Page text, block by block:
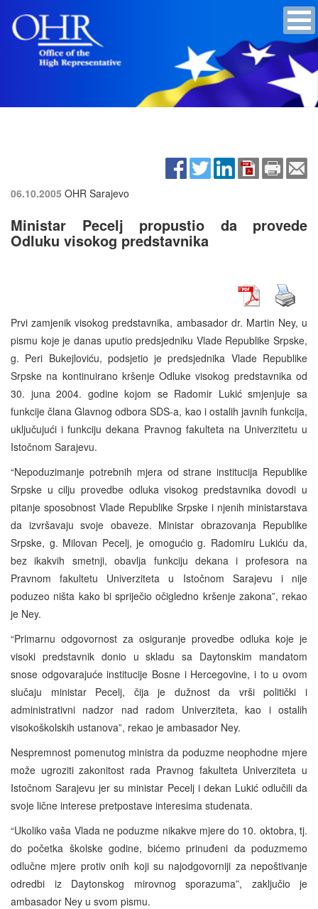
06.10.2005 OHR Sarajevo
Ministar Pecelj propustio da provede
Odluku visokog predstavnika
Prvi zamjenik visokog predstavnika, ambasador dr. Martin Ney, u
pismu koje je danas uputio predsjedniku Vlade Republike Srpske,
g. Peri Bukejloviću, podsjetio je predsjednika Vlade Republike
Srpske na kontinuirano kršenje Odluke visokog predstavnika od
30. juna 2004. godine kojom se Radomir Lukić smjenjuje sa
funkcije člana Glavnog odbora SDS-a, kao i ostalih javnih funkcija,
uključujući i funkciju dekana Pravnog fakulteta na Univerzitetu u
Istočnom Sarajevu.
“Nepoduzimanje potrebnih mjera od strane institucija Republike
Srpske u cilju provedbe odluka visokog predstavnika dovodi u
pitanje sposobnost Vlade Republike Srpske i njenih ministarstava
da izvršavaju svoje obaveze. Ministar obrazovanja Republike
Srpske, g. Milovan Pecelj, je omogućio g. Radomiru Lukiću da,
bez ikakvih smetnji, obavlja funkciju dekana i profesora na
Pravnom fakultetu Univerziteta u Istočnom Sarajevu i nije
poduzeo ništa kako bi spriječio očigledno kršenje zakona”, rekao
je Ney.
“Primarnu odgovornost za osiguranje provedbe odluka koje je
visoki predstavnik donio u skladu sa Daytonskim mandatom
snose odgovarajuće institucije Bosne i Hercegovine, i to u ovom
slučaju ministar Pecelj, čija je dužnost da vrši politički i
administrativni nadzor nad radom Univerziteta, kao i ostalih
visokoškolskih ustanova”, rekao je ambasador Ney.
Nespremnost pomenutog ministra da poduzme neophodne mjere
može ugroziti zakonitost rada Pravnog fakulteta Univerziteta u
Istočnom Sarajevu jer su ministar Pecelj i dekan Lukić odlučili da
svoje lične interese pretpostave interesima studenata.
“Ukoliko vaša Vlada ne poduzme nikakve mjere do 10. oktobra, tj.
do početka školske godine, bićemo prinuđeni da poduzmemo
odlučne mjere protiv onih koji su najodgovorniji za nepoštivanje
odredbi iz Daytonskog mirovnog sporazuma”, zaključio je
ambasador Ney u svom pismu.